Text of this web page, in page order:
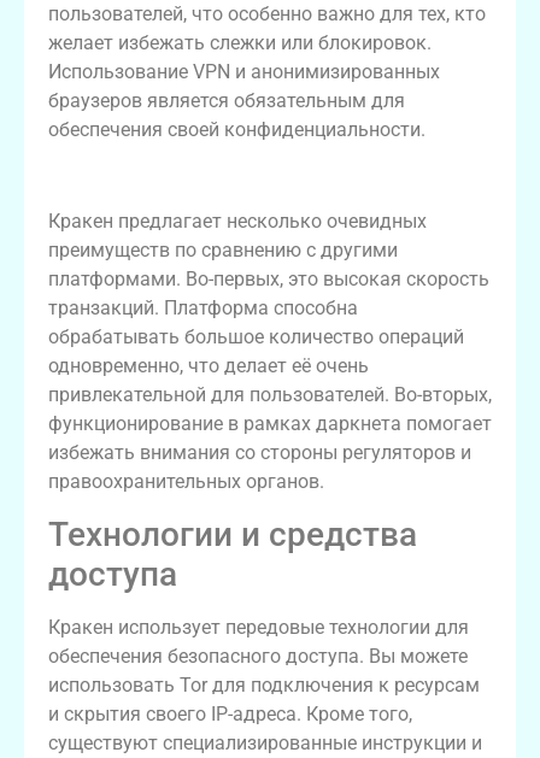
пользователей, что особенно важно для тех, кто
желает избежать слежки или блокировок.
Использование VPN и анонимизированных
браузеров является обязательным для
обеспечения своей конфиденциальности.
Кракен предлагает несколько очевидных
преимуществ по сравнению с другими
платформами. Во-первых, это высокая скорость
транзакций. Платформа способна
обрабатывать большое количество операций
одновременно, что делает её очень
привлекательной для пользователей. Во-вторых,
функционирование в рамках даркнета помогает
избежать внимания со стороны регуляторов и
правоохранительных органов.
Технологии и средства
доступа
Кракен использует передовые технологии для
обеспечения безопасного доступа. Вы можете
использовать Tor для подключения к ресурсам
и скрытия своего IP-адреса. Кроме того,
существуют специализированные инструкции и